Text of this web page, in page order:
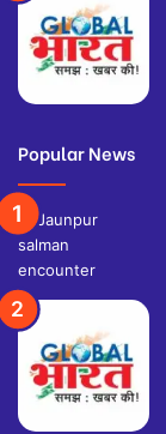
Popular News